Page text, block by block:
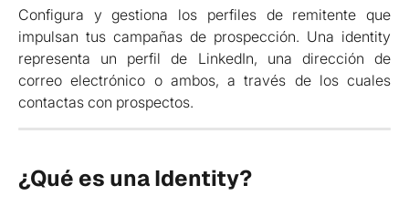
Configura y gestiona los perfiles de remitente que
impulsan tus campañas de prospección. Una identity
representa un perfil de LinkedIn, una dirección de
correo electrónico o ambos, a través de los cuales
contactas con prospectos.
¿Qué es una Identity?